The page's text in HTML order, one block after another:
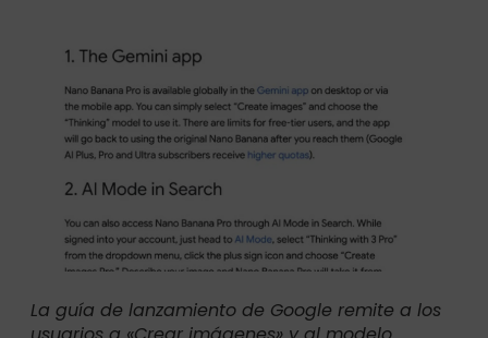
La guía de lanzamiento de Google remite a los